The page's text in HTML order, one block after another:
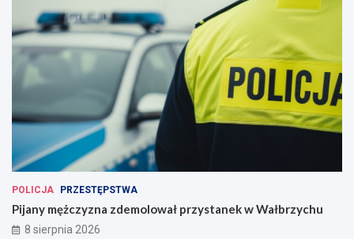
POLICJA PRZESTĘPSTWA
Pijany mężczyzna zdemolował przystanek w Wałbrzychu
8 sierpnia 2026